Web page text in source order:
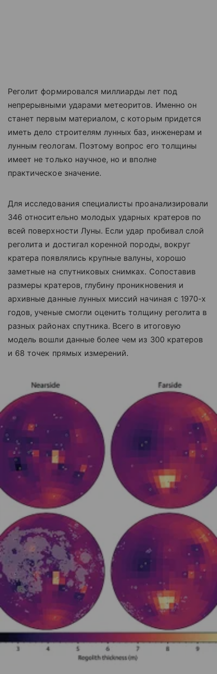
Реголит формировался миллиарды лет под
непрерывными ударами метеоритов. Именно он
станет первым материалом, с которым придется
иметь дело строителям лунных баз, инженерам и
лунным геологам. Поэтому вопрос его толщины
имеет не только научное, но и вполне
практическое значение.
Для исследования специалисты проанализировали
346 относительно молодых ударных кратеров по
всей поверхности Луны. Если удар пробивал слой
реголита и достигал коренной породы, вокруг
кратера появлялись крупные валуны, хорошо
заметные на спутниковых снимках. Сопоставив
размеры кратеров, глубину проникновения и
архивные данные лунных миссий начиная с 1970-х
годов, ученые смогли оценить толщину реголита в
разных районах спутника. Всего в итоговую
модель вошли данные более чем из 300 кратеров
и 68 точек прямых измерений.